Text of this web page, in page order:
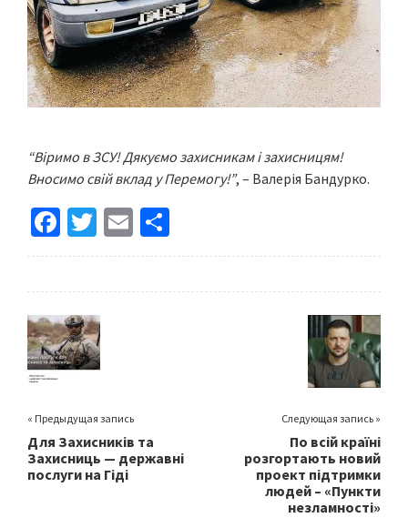
“Віримо в ЗСУ! Дякуємо захисникам і захисницям!
Вносимо свій вклад у Перемогу!”, – Валерія Бандурко.
Fa
ce
o
o
k
T
wi
er
E
m h
« Предыдущая запись
Для Захисників та
Захисниць — державні
послуги на Гіді
Следующая запись »
По всій країні
розгортають новий
проект підтримки
людей – «Пункти
незламності»